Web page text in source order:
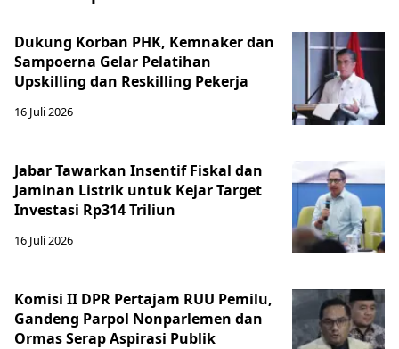
Dukung Korban PHK, Kemnaker dan
Sampoerna Gelar Pelatihan
Upskilling dan Reskilling Pekerja
16 Juli 2026
Jabar Tawarkan Insentif Fiskal dan
Jaminan Listrik untuk Kejar Target
Investasi Rp314 Triliun
16 Juli 2026
Komisi II DPR Pertajam RUU Pemilu,
Gandeng Parpol Nonparlemen dan
Ormas Serap Aspirasi Publik